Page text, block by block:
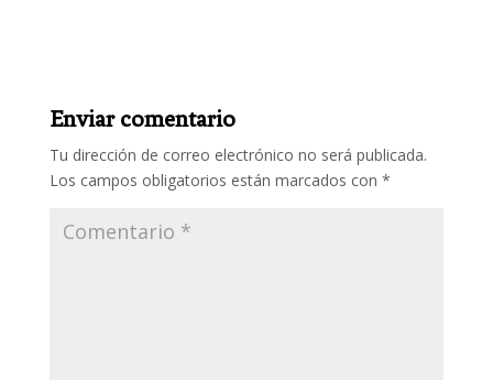
Enviar comentario
Tu dirección de correo electrónico no será publicada.
Los campos obligatorios están marcados con *